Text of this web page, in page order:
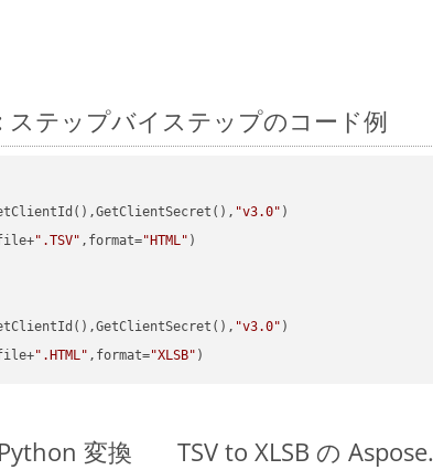
ステップバイステップのコード例
"v3.0"
".TSV" ,format="HTML" )
"v3.0"
".HTML" ,format="XLSB"
変換 TSV to XLSB の